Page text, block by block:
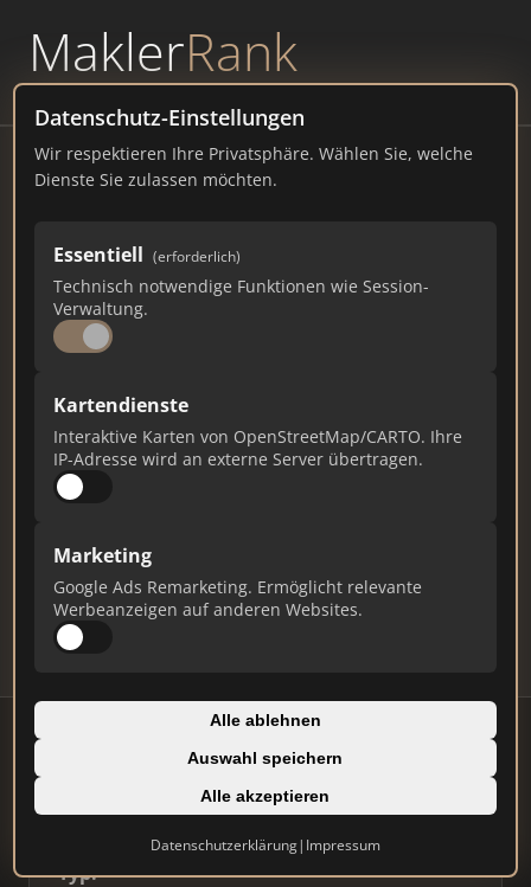
MaklerRank
powered byWAVEPOINT
Datenschutz-Einstellungen
Wir respektieren Ihre Privatsphäre. Wählen Sie, welche
Dienste Sie zulassen möchten.
Essentiell (erforderlich)
Technisch notwendige Funktionen wie Session-
Verwaltung.
Kartendienste
Interaktive Karten von OpenStreetMap/CARTO. Ihre
IP-Adresse wird an externe Server übertragen.
Marketing
Google Ads Remarketing. Ermöglicht relevante
Werbeanzeigen auf anderen Websites.
Alle ablehnen
Auswahl speichern
Alle akzeptieren
Datenschutzerklärung| Impressum
Heise Estate Property Management
Ernst-August-Straße 37A, 37603 Holzminden
immobilien-heise.de
1.982
Gesamtpunkte
Ist das Ihr Unternehmen?
Daten und erhalten Sie monatliche Ranking-
Updates.
Profil beanspruchen
⭐ Etabliert
Typ: